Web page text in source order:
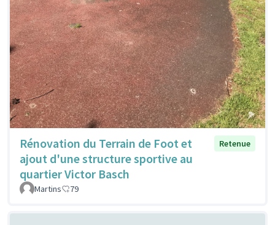
Rénovation du Terrain de Foot et
ajout d'une structure sportive au
quartier Victor Basch
Retenue
Martins 79